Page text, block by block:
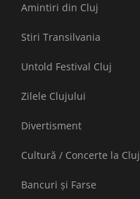
Amintiri din Cluj
Stiri Transilvania
Untold Festival Cluj
Zilele Clujului
Divertisment
Cultură / Concerte la Cluj
Bancuri și Farse